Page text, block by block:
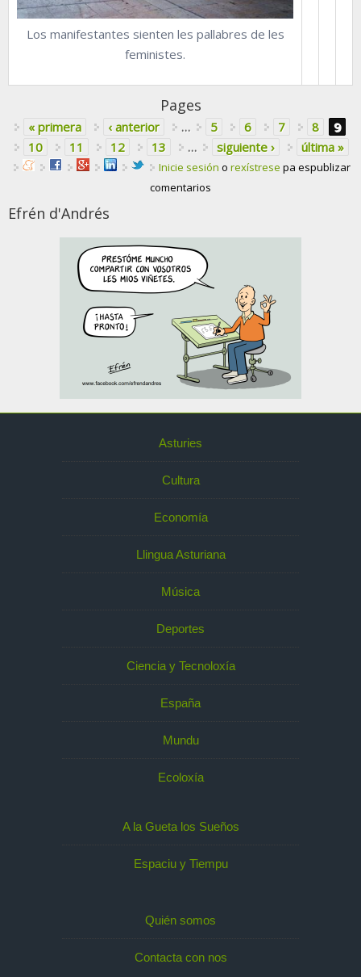
Los manifestantes sienten les pallabres de les
feministes.
Pages
« primera ‹ anterior … 5 6 7 8
9
10
11 12 13 … siguiente › última »
Inicie sesión o rexístrese pa espublizar
comentarios
Efrén d'Andrés
Asturies
Cultura
Economía
Llingua Asturiana
Música
Deportes
Ciencia y Tecnoloxía
España
Mundu
Ecoloxía
A la Gueta los Sueños
Espaciu y Tiempu
Quién somos
Contacta con nos